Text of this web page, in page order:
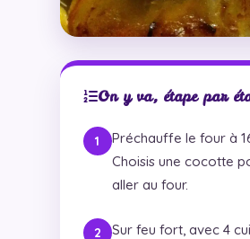
On y va, étape par
Préchauffe le four à
Choisis une cocotte
aller au four.
Sur feu fort, avec 4